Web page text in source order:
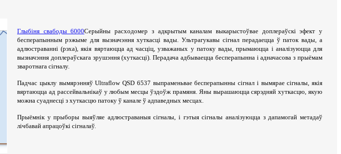
Глыбіня свабоды 6000Серыйны расходомер з адкрытым каналам выкарыстоўвае доплераўскі эфект у
бесперапынным рэжыме для вызначэння хуткасці вады. Ультрагукавы сігнал перадаецца ў паток вады, а
адлюстраванні (рэха), якія вяртаюцца ад часціц, узважаных у патоку вады, прымаюцца і аналізуюцца для
вызначэння доплераўскага зрушэння (хуткасці). Перадача адбываецца бесперапынна і адначасова з прыёмам
зваротнага сігналу.
Падчас цыклу вымярэнняў Ultraflow QSD 6537 выпраменьвае бесперапынны сігнал і вымярае сігналы, якія
вяртаюцца ад рассейвальнікаў у любым месцы ўздоўж прамяня. Яны вырашаюцца сярэдняй хуткасцю, якую
можна суаднесці з хуткасцю патоку ў канале ў адпаведных месцах.
Прыёмнік у прыборы выяўляе адлюстраваныя сігналы, і гэтыя сігналы аналізуюцца з дапамогай метадаў
лічбавай апрацоўкі сігналаў.